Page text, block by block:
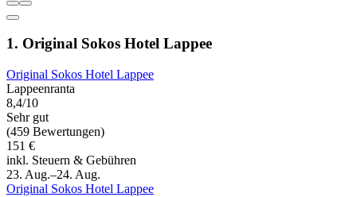
1. Original Sokos Hotel Lappee
Original Sokos Hotel Lappee
Lappeenranta
8,4/10
Sehr gut
(459 Bewertungen)
151 €
inkl. Steuern & Gebühren
23. Aug.–24. Aug.
Original Sokos Hotel Lappee